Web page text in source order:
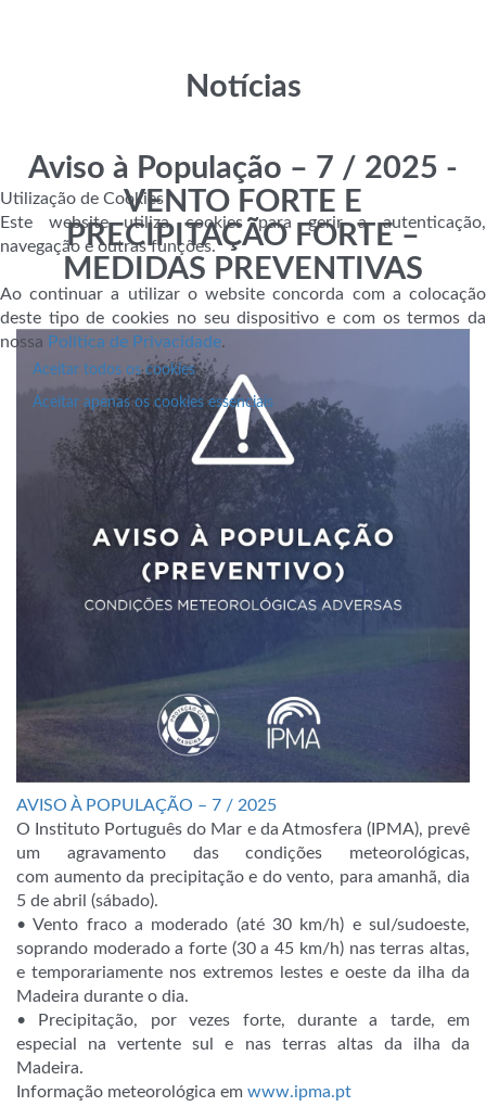
Notícias
Aviso à População – 7 / 2025 -
VENTO FORTE E
PRECIPITAÇÃO FORTE –
MEDIDAS PREVENTIVAS
AVISO À POPULAÇÃO – 7 / 2025
O Instituto Português do Mar e da Atmosfera (IPMA), prevê
um agravamento das condições meteorológicas,
com aumento da precipitação e do vento, para amanhã, dia
5 de abril (sábado).
• Vento fraco a moderado (até 30 km/h) e sul/sudoeste,
soprando moderado a forte (30 a 45 km/h) nas terras altas,
e temporariamente nos extremos lestes e oeste da ilha da
Madeira durante o dia.
• Precipitação, por vezes forte, durante a tarde, em
especial na vertente sul e nas terras altas da ilha da
Madeira.
Informação meteorológica em www.ipma.pt
Utilização de Cookies
Este website utiliza cookies para gerir a autenticação,
navegação e outras funções.
Ao continuar a utilizar o website concorda com a colocação
deste tipo de cookies no seu dispositivo e com os termos da
nossa Política de Privacidade.
Aceitar todos os cookies
Aceitar apenas os cookies essenciais